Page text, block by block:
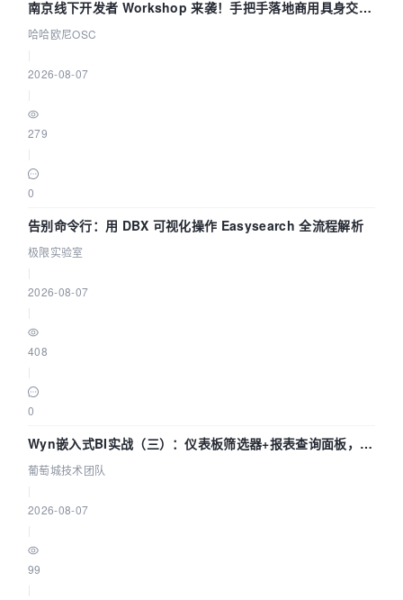
南京线下开发者 Workshop 来袭！手把手落地商用具身交互
智能 Agent 应用
哈哈欧尼OSC
2026-08-07
279
0
告别命令行：用 DBX 可视化操作 Easysearch 全流程解析
极限实验室
2026-08-07
408
0
Wyn嵌入式BI实战（三）：仪表板筛选器+报表查询面板，参
数联动全闭环
葡萄城技术团队
2026-08-07
99